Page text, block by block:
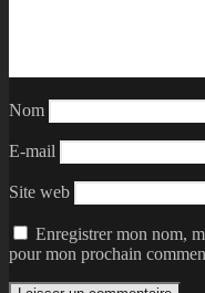
Nom
E-mail
Site web
Enregistrer mon nom,
pour mon prochain